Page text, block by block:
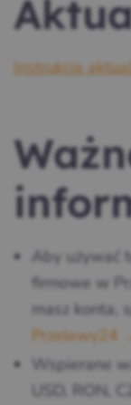
Instrukcja
Aby używać
firmowe w
masz konta,
Przelewy24
Wspierane
USD, RON,